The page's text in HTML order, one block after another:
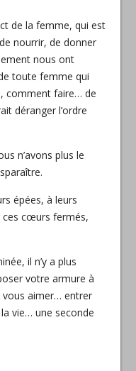
de la femme, qui est
nourrir, de donner
nous ont
toute femme qui
comment faire… de
déranger l’ordre
n’avons plus le
épées, à leurs
ces cœurs fermés,
il n’y a plus
votre armure à
vous aimer… entrer
vie… une seconde